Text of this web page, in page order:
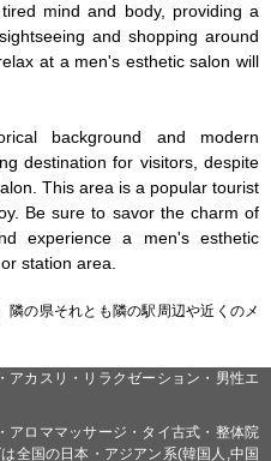
mind and body, providing a
and shopping around
at a men's esthetic salon will
background and modern
destination for visitors, despite
This area is a popular tourist
Be sure to savor the charm of
experience a men's esthetic
station area.
隣の県それとも隣の駅周辺や近くのメ
アカスリ・リラクゼーション・男性エ
アロママッサージ・タイ古式・整体院
全国の日本・アジアン系(韓国人,中国